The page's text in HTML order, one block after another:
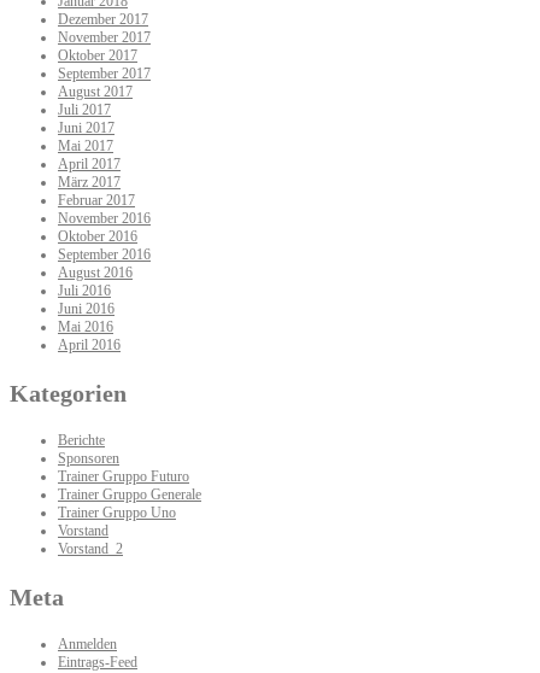
Dezember 2017
November 2017
Oktober 2017
September 2017
August 2017
Juli 2017
Juni 2017
Mai 2017
April 2017
März 2017
Februar 2017
November 2016
Oktober 2016
September 2016
August 2016
Juli 2016
Juni 2016
Mai 2016
April 2016
Kategorien
Berichte
Sponsoren
Trainer Gruppo Futuro
Trainer Gruppo Generale
Trainer Gruppo Uno
Vorstand
Vorstand_2
Meta
Anmelden
Eintrags-Feed